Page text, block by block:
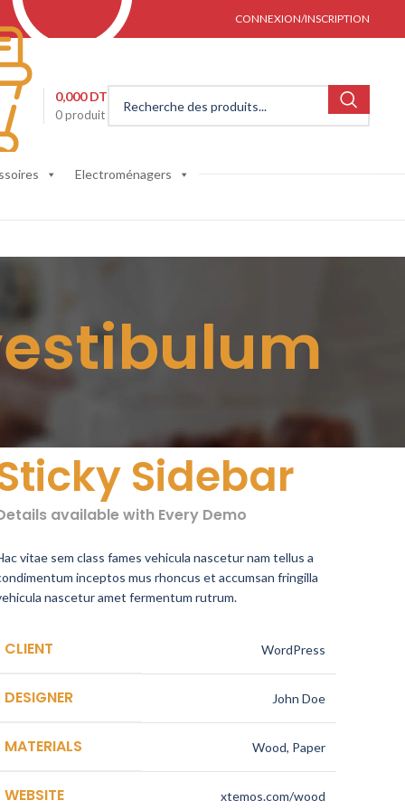
CONNEXION/INSCRIPTION
0produit
0,000DT
Electroménagers
Sidebar
available with Every Demo
vitae sem class fames vehicula nascetur nam tellus a
inceptos mus rhoncus et accumsan fringilla
nascetur amet fermentum rutrum.
CLIENT WordPress
DESIGNER John Doe
MATERIALS Wood, Paper
WEBSITE xtemos.com/wood